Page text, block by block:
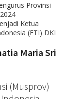
Provinsi
Ketua
(FTI) DKI
Maria Sri
(Musprov)